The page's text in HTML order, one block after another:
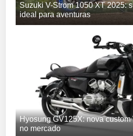
Suzuki V-Strom 1050 XT 2025:
ideal para aventuras
Hyosung GV125X: nova custom
no mercado